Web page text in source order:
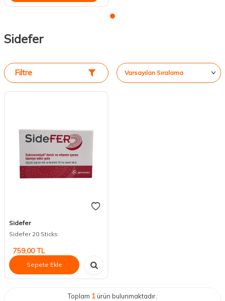
Sidefer
Filtre
Sidefer
Sidefer 20 Sticks
759,00TL
Sepete Ekle
Toplam 1ürün bulunmaktadır.